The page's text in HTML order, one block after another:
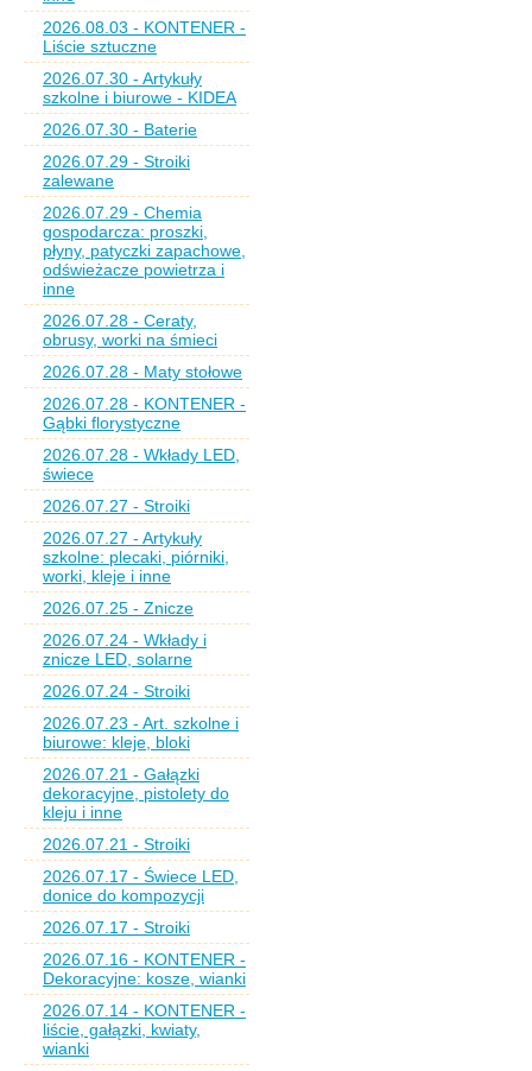
2026.08.03 - KONTENER -
Liście sztuczne
2026.07.30 - Artykuły
szkolne i biurowe - KIDEA
2026.07.30 - Baterie
2026.07.29 - Stroiki
zalewane
2026.07.29 - Chemia
gospodarcza: proszki,
płyny, patyczki zapachowe,
odświeżacze powietrza i
inne
2026.07.28 - Ceraty,
obrusy, worki na śmieci
2026.07.28 - Maty stołowe
2026.07.28 - KONTENER -
Gąbki florystyczne
2026.07.28 - Wkłady LED,
świece
2026.07.27 - Stroiki
2026.07.27 - Artykuły
szkolne: plecaki, piórniki,
worki, kleje i inne
2026.07.25 - Znicze
2026.07.24 - Wkłady i
znicze LED, solarne
2026.07.24 - Stroiki
2026.07.23 - Art. szkolne i
biurowe: kleje, bloki
2026.07.21 - Gałązki
dekoracyjne, pistolety do
kleju i inne
2026.07.21 - Stroiki
2026.07.17 - Świece LED,
donice do kompozycji
2026.07.17 - Stroiki
2026.07.16 - KONTENER -
Dekoracyjne: kosze, wianki
2026.07.14 - KONTENER -
liście, gałązki, kwiaty,
wianki